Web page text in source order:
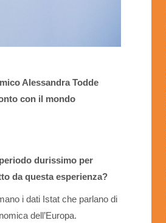
Alessandra Todde
con il mondo
durissimo per
da questa esperienza?
i dati Istat che parlano di
dell’Europa.